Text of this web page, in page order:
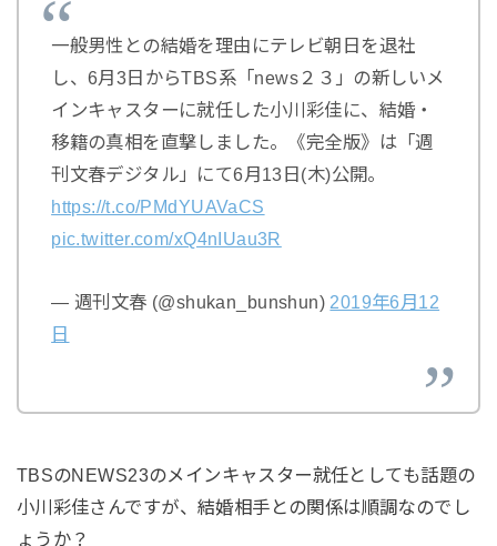
一般男性との結婚を理由にテレビ朝日を退社
し、6月3日からTBS系「news２３」の新しいメ
インキャスターに就任した小川彩佳に、結婚・
移籍の真相を直撃しました。《完全版》は「週
刊文春デジタル」にて6月13日(木)公開。
https://t.co/PMdYUAVaCS
pic.twitter.com/xQ4nIUau3R
— 週刊文春 (@shukan_bunshun) 2019年6月12
日
TBSのNEWS23のメインキャスター就任としても話題の
小川彩佳さんですが、結婚相手との関係は順調なのでし
ょうか？